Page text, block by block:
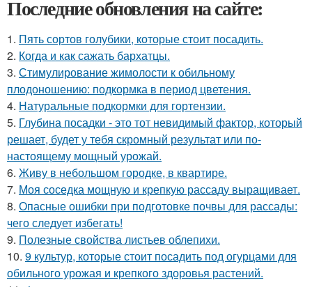
Последние обновления на сайте:
1. Пять сортов голубики, которые стоит посадить.
2. Когда и как сажать бархатцы.
3. Стимулирование жимолости к обильному
плодоношению: подкормка в период цветения.
4. Натуральные подкормки для гортензии.
5. Глубина посадки - это тот невидимый фактор, который
решает, будет у тебя скромный результат или по-
настоящему мощный урожай.
6. Живу в небольшом городке, в квартире.
7. Моя соседка мощную и крепкую рассаду выращивает.
8. Опасные ошибки при подготовке почвы для рассады:
чего следует избегать!
9. Полезные свойства листьев облепихи.
10. 9 культур, которые стоит посадить под огурцами для
обильного урожая и крепкого здоровья растений.